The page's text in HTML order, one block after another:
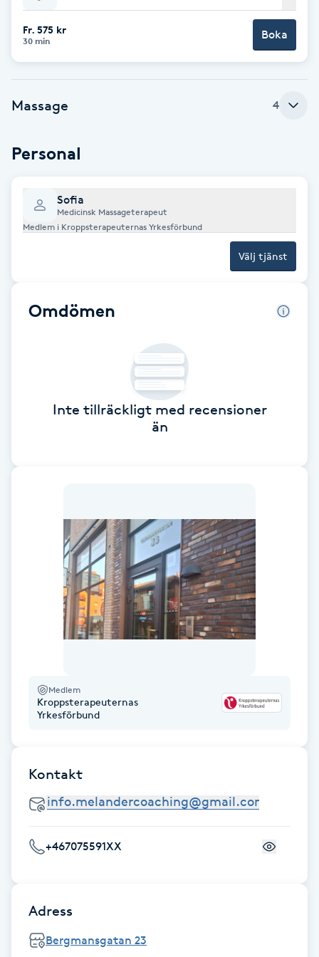
Babylights
Balayage
Bambumassage
Barber
BIAB
Bottenfärg
Bröllopsuppsättning
Coachning
Color correction
Cryoterapi
Damklippning
Diamantslipning
Extensions borttagning
Fr. 575 kr
30 min Boka
Massage 4
Personal
Sofia
Medicinsk Massageterapeut
Medlem i Kroppsterapeuternas Yrkesförbund
Välj tjänst
Omdömen
Inte tillräckligt med recensioner
än
Medlem
Kroppsterapeuternas
Yrkesförbund
Kontakt
+467075591XX
Adress
Bergmansgatan 23